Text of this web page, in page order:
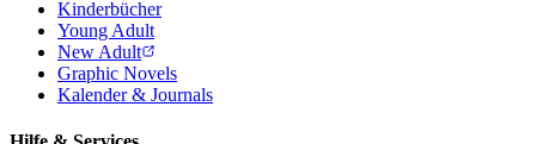
Kinderbücher
Young Adult
New Adult
Graphic Novels
Kalender & Journals